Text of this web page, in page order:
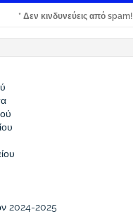
* Δεν κινδυνεύεις από spam!
2024-2025